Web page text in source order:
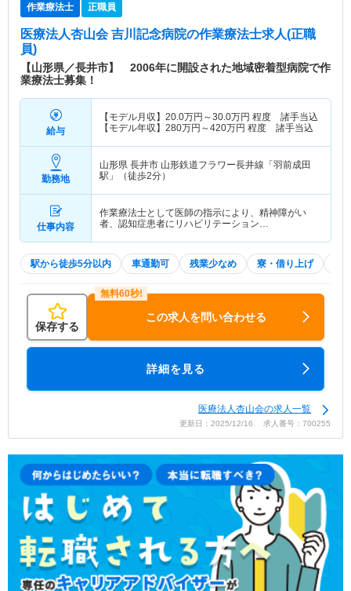
作業療法士 正職員
医療法人杏山会 吉川記念病院の作業療法士求人(正職
員)
【山形県／長井市】 2006年に開設された地域密着型病院で作
業療法士募集！
給与
【モデル月収】 20.0万円～30.0万円 程度 諸手当込
【モデル年収】 280万円～420万円 程度 諸手当込
勤務地
山形県 長井市 山形鉄道フラワー長井線「羽前成田
駅」（徒歩2分）
仕事内容
作業療法士として医師の指示により、精神障がい
者、認知症患者にリハビリテーション…
駅から徒歩5分以内 車通勤可 残業少なめ 寮・借り上げ
保存する
この求人を問い合わせる
詳細を見る
医療法人杏山会の求人一覧
更新日：2025/12/16 求人番号：700255